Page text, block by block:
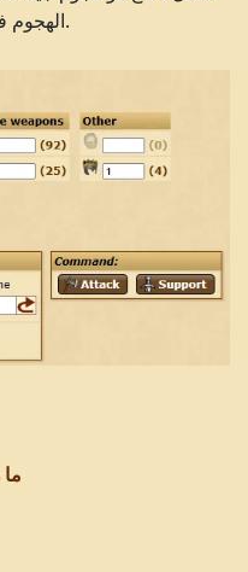
الهجوم فقط، فنسّق مع قبيلتك لتوفير الدعم.